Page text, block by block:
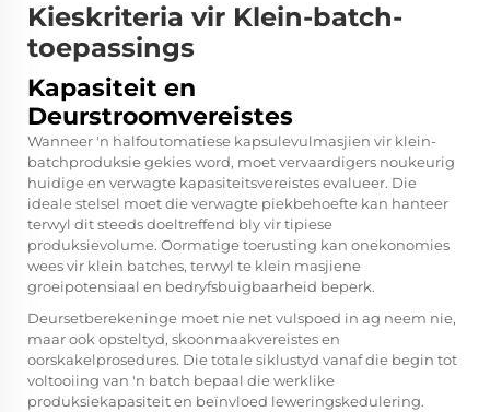
Kieskriteria vir Klein-batch-
toepassings
Kapasiteit en
Deurstroomvereistes
Wanneer 'n halfoutomatiese kapsulevulmasjien vir klein-
batchproduksie gekies word, moet vervaardigers noukeurig
huidige en verwagte kapasiteitsvereistes evalueer. Die
ideale stelsel moet die verwagte piekbehoefte kan hanteer
terwyl dit steeds doeltreffend bly vir tipiese
produksievolume. Oormatige toerusting kan onekonomies
wees vir klein batches, terwyl te klein masjiene
groeipotensiaal en bedryfsbuigbaarheid beperk.
Deursetberekeninge moet nie net vulspoed in ag neem nie,
maar ook opsteltyd, skoonmaakvereistes en
oorskakelprosedures. Die totale siklustyd vanaf die begin tot
voltooiing van 'n batch bepaal die werklike
produksiekapasiteit en beïnvloed leweringskedulering.